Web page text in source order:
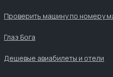
Проверить машину по номеру
Глаз Бога
Дешевые авиабилеты и отели